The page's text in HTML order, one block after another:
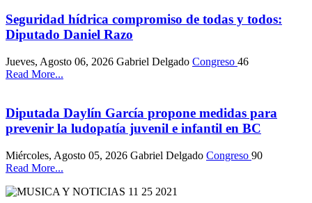
Seguridad hídrica compromiso de todas y todos:
Diputado Daniel Razo
Jueves, Agosto 06, 2026 Gabriel Delgado Congreso 46
Read More...
Diputada Daylín García propone medidas para
prevenir la ludopatía juvenil e infantil en BC
Miércoles, Agosto 05, 2026 Gabriel Delgado Congreso 90
Read More...